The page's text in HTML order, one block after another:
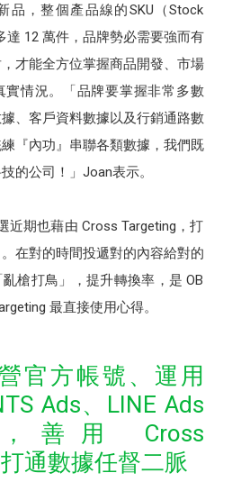
品，整個產品線的SKU（Stock
達 12 萬件，品牌勢必需要強而有
才能全方位掌握商品開發、市場
實情況。「品牌要掌握非常多數
、客戶資料數據以及行銷通路數
『內功』串聯各類數據，我們既
的公司！」Joan表示。
近期也藉由 Cross Targeting，打
在對的時間投遞對的內容給對的
槍打鳥」，提升轉換率，是 OB
最直接使用心得。
官方帳號、運用
Ads、LINE Ads
，善用 Cross
通數據任督二脈